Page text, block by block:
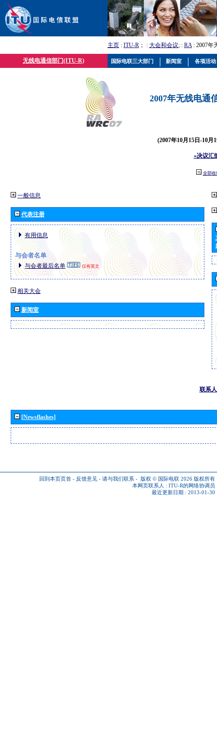
主页 : ITU-R ； : 大会和会议; : RA: 2007年
无线电通信部门(ITU-R)
2007年无线电通
(2007年10月15日-10月
«决议汇
全部收
一般信息
代表注册
有用信息
与会者名单
与会者最后名单 仅有英文
相关大会
新闻室
联系人
[Newsflashes]
回到本页页首 - 反馈意见 - 请与我们联系 - 版权 © 国际电联 2026 版权所有
本网页联系人 : ITU-R的网络协调员
最近更新日期 : 2013-01-30
国际电联三大部门 新闻室 各项活动